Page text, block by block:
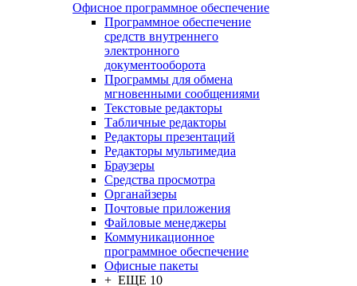
Офисное программное обеспечение
Программное обеспечение
средств внутреннего
электронного
документооборота
Программы для обмена
мгновенными сообщениями
Текстовые редакторы
Табличные редакторы
Редакторы презентаций
Редакторы мультимедиа
Браузеры
Средства просмотра
Органайзеры
Почтовые приложения
Файловые менеджеры
Коммуникационное
программное обеспечение
Офисные пакеты
+ ЕЩЕ 10